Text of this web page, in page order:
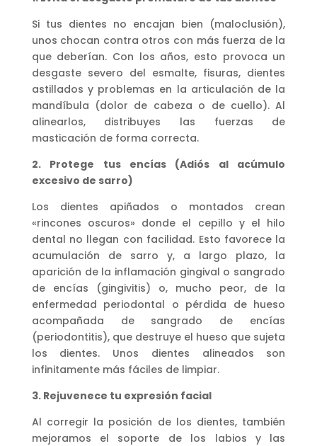
Si tus dientes no encajan bien (maloclusión),
unos chocan contra otros con más fuerza de la
que deberían. Con los años, esto provoca un
desgaste severo del esmalte, fisuras, dientes
astillados y problemas en la articulación de la
mandíbula (dolor de cabeza o de cuello). Al
alinearlos, distribuyes las fuerzas de
masticación de forma correcta.
2. Protege tus encías (Adiós al acúmulo
excesivo de sarro)
Los dientes apiñados o montados crean
«rincones oscuros» donde el cepillo y el hilo
dental no llegan con facilidad. Esto favorece la
acumulación de sarro y, a largo plazo, la
aparición de la inflamación gingival o sangrado
de encías (gingivitis) o, mucho peor, de la
enfermedad periodontal o pérdida de hueso
acompañada de sangrado de encías
(periodontitis), que destruye el hueso que sujeta
los dientes. Unos dientes alineados son
infinitamente más fáciles de limpiar.
3. Rejuvenece tu expresión facial
Al corregir la posición de los dientes, también
mejoramos el soporte de los labios y las